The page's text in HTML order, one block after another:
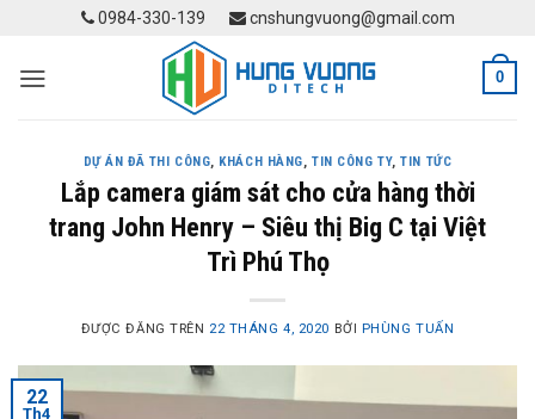
content
0984-330-139 cnshungvuong@gmail.com
0
DỰ ÁN ĐÃ THI CÔNG, KHÁCH HÀNG,TIN CÔNG TY,TIN TỨC
Lắp camera giám sát cho cửa hàng thời
trang John Henry – Siêu thị Big C tại Việt
Trì Phú Thọ
ĐƯỢC ĐĂNG TRÊN 22 THÁNG 4, 2020 BỞI PHÙNG TUẤN
22
Th4